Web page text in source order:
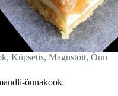
, Küpsetis, Magustoit, Õun
õunakook